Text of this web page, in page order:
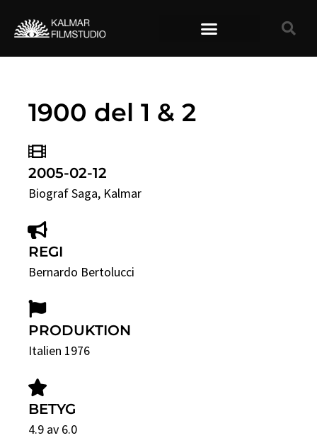
1900 del 1 & 2
2005-02-12
Biograf Saga, Kalmar
REGI
Bernardo Bertolucci
PRODUKTION
Italien 1976
BETYG
4.9 av 6.0